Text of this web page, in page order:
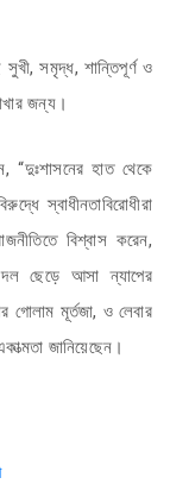
সুখী, সমৃদ্ধ, শান্তিপূর্ণ ও
জন্য।
“দুঃশাসনের হাত থেকে
স্বাধীনতাবিরোধীরা
বিশ্বাস করেন,
ছেড়ে আসা ন্যাপের
গোলাম মূর্তজা, ও লেবার
জানিয়েছেন।